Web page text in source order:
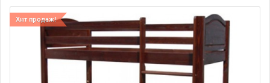
Хит продаж!